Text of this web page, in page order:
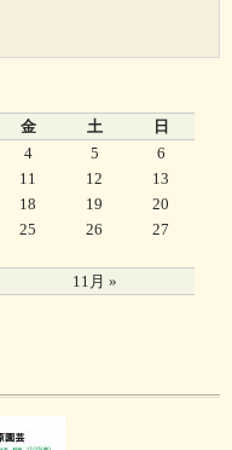
金 土 日
11月 »
4 5
6
11 12
13
18 19
20
25 26
27